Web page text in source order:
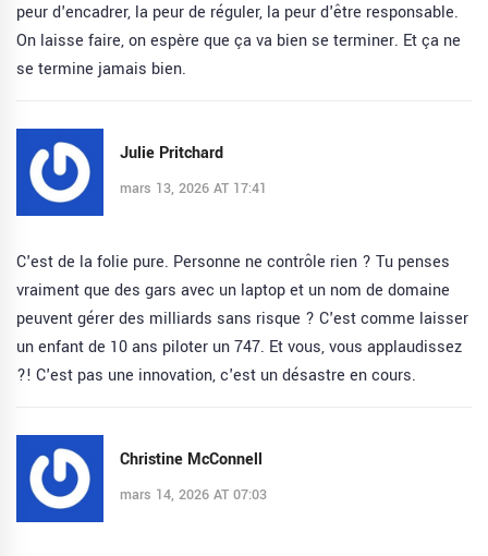
peur d'encadrer, la peur de réguler, la peur d'être responsable.
On laisse faire, on espère que ça va bien se terminer. Et ça ne
se termine jamais bien.
Julie Pritchard
mars 13, 2026 AT 17:41
C'est de la folie pure. Personne ne contrôle rien ? Tu penses
vraiment que des gars avec un laptop et un nom de domaine
peuvent gérer des milliards sans risque ? C'est comme laisser
un enfant de 10 ans piloter un 747. Et vous, vous applaudissez
?! C'est pas une innovation, c'est un désastre en cours.
Christine McConnell
mars 14, 2026 AT 07:03